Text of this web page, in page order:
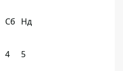
Сб Нд
4 5